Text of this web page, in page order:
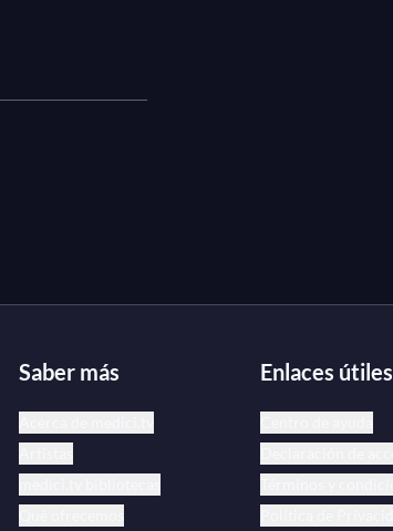
Saber más Enlaces útiles